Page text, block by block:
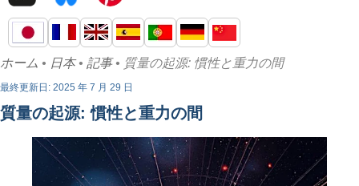
ホーム • 日本• 記事• 質量の起源: 慣性と重力の間
最終更新日: 2025 年 7 月 29 日
質量の起源: 慣性と重力の間